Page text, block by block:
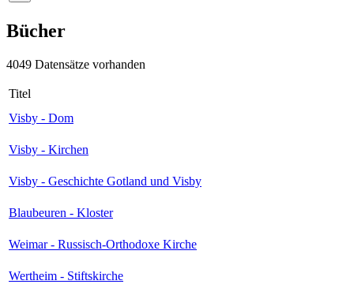
Bücher
4049 Datensätze vorhanden
Titel
Visby - Dom
Visby - Kirchen
Visby - Geschichte Gotland und Visby
Blaubeuren - Kloster
Weimar - Russisch-Orthodoxe Kirche
Wertheim - Stiftskirche